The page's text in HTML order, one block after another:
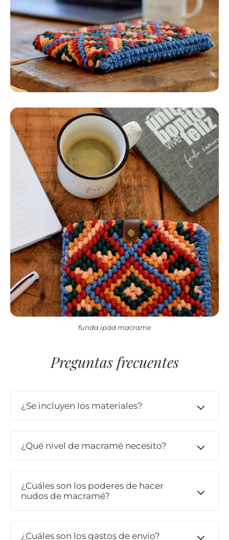
funda ipad macrame
Preguntas frecuentes
¿Se incluyen los materiales?
¿Qué nivel de macramé necesito?
¿Cuáles son los poderes de hacer
nudos de macramé?
¿Cuáles son los gastos de envío?